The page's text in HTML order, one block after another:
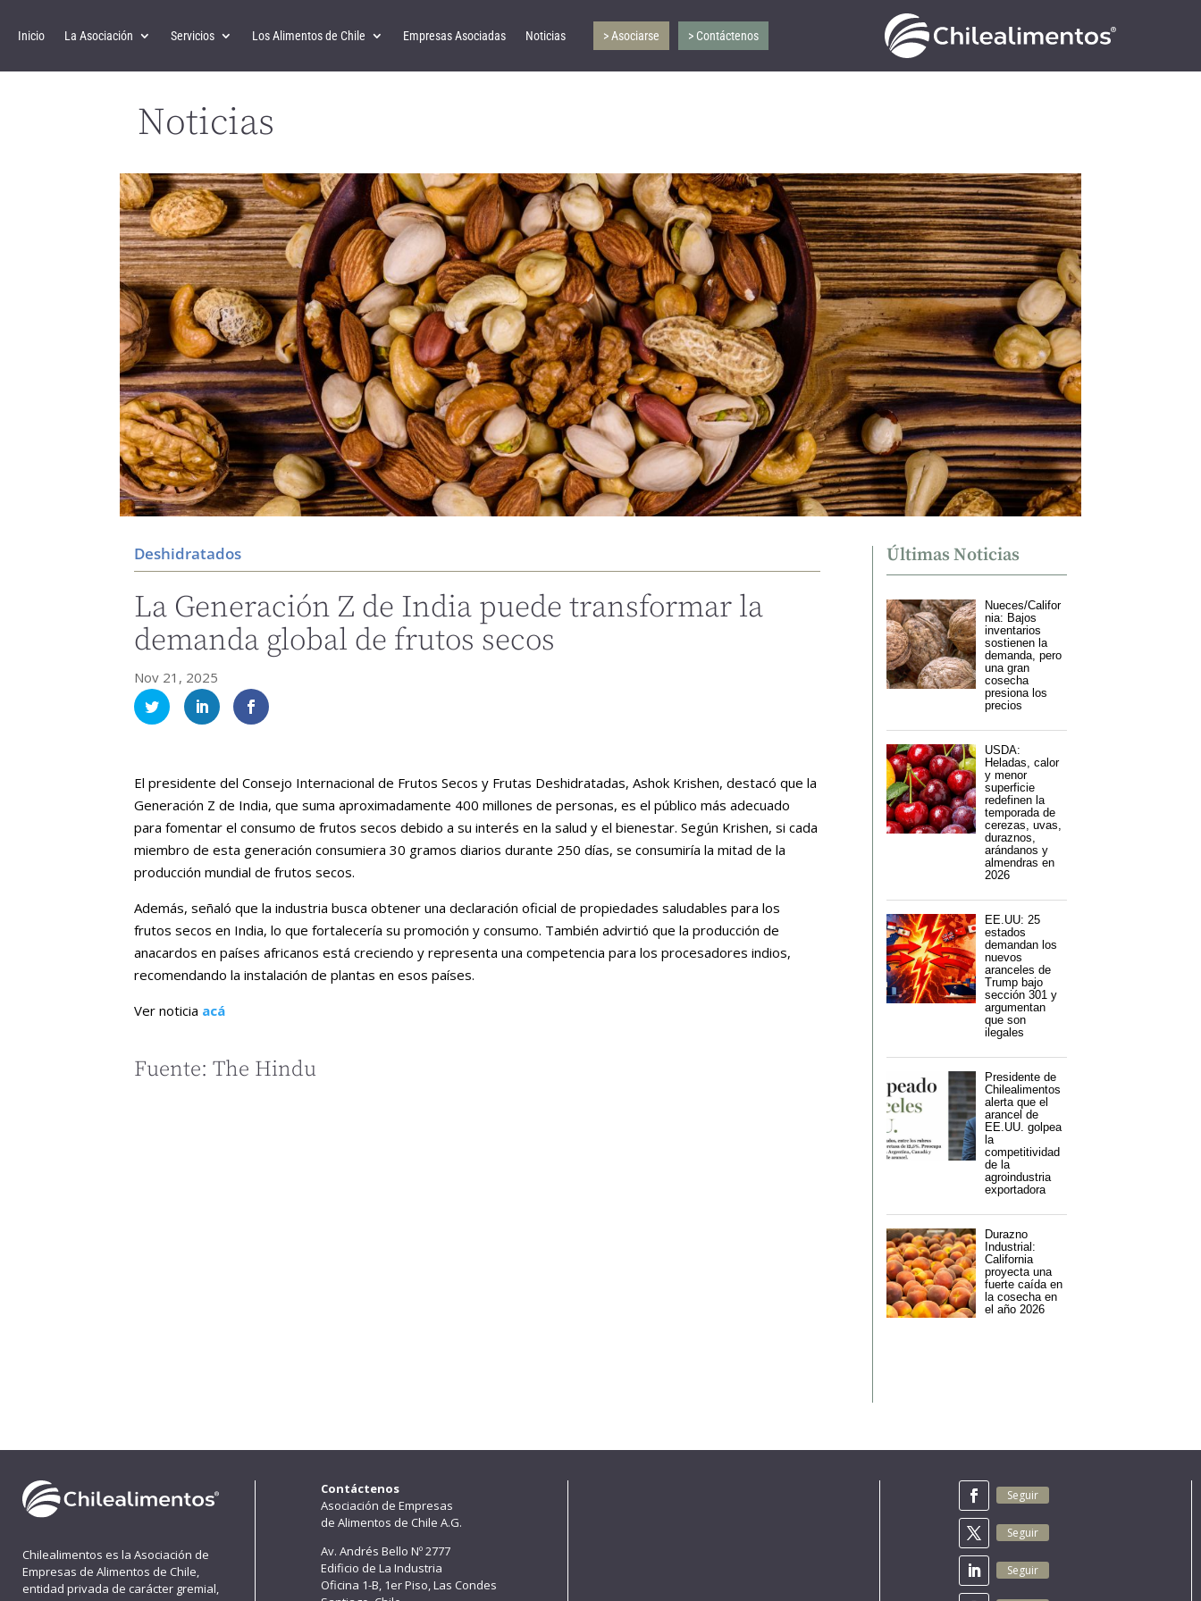
Inicio La Asociación Servicios Los Alimentos de Chile Empresas Asociadas Noticias > Asociarse > Contáctenos
Noticias
Deshidratados
La Generación Z de India puede transformar la
demanda global de frutos secos
Nov 21, 2025
El presidente del Consejo Internacional de Frutos Secos y Frutas Deshidratadas, Ashok Krishen, destacó que la
Generación Z de India, que suma aproximadamente 400 millones de personas, es el público más adecuado
para fomentar el consumo de frutos secos debido a su interés en la salud y el bienestar. Según Krishen, si cada
miembro de esta generación consumiera 30 gramos diarios durante 250 días, se consumiría la mitad de la
producción mundial de frutos secos.
Además, señaló que la industria busca obtener una declaración oficial de propiedades saludables para los
frutos secos en India, lo que fortalecería su promoción y consumo. También advirtió que la producción de
anacardos en países africanos está creciendo y representa una competencia para los procesadores indios,
recomendando la instalación de plantas en esos países.
Ver noticia acá
Fuente: The Hindu
Últimas Noticias
Nueces/Califor
nia: Bajos
inventarios
sostienen la
demanda, pero
una gran
cosecha
presiona los
precios
USDA:
Heladas, calor
y menor
superficie
redefinen la
temporada de
cerezas, uvas,
duraznos,
arándanos y
almendras en
2026
EE.UU: 25
estados
demandan los
nuevos
aranceles de
Trump bajo
sección 301 y
argumentan
que son
ilegales
Presidente de
Chilealimentos
alerta que el
arancel de
EE.UU. golpea
la
competitividad
de la
agroindustria
exportadora
Durazno
Industrial:
California
proyecta una
fuerte caída en
la cosecha en
el año 2026
Chilealimentos es la Asociación de
Empresas de Alimentos de Chile,
entidad privada de carácter gremial,
Contáctenos
Asociación de Empresas
de Alimentos de Chile A.G.
Av. Andrés Bello Nº 2777
Edificio de La Industria
Oficina 1-B, 1er Piso, Las Condes
Seguir
Seguir
Seguir